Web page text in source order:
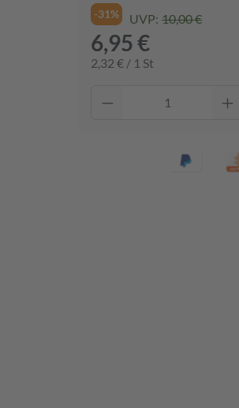
-31% UVP: 10,00 €
6,95 €
2,32 € / 1 St